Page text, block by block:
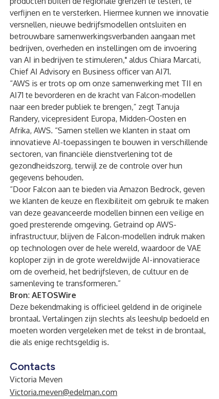
verfijnen en te versterken. Hiermee kunnen we innovatie
versnellen, nieuwe bedrijfsmodellen ontsluiten en
betrouwbare samenwerkingsverbanden aangaan met
bedrijven, overheden en instellingen om de invoering
van AI in bedrijven te stimuleren," aldus Chiara Marcati,
Chief AI Advisory en Business officer van AI71.
“AWS is er trots op om onze samenwerking met TII en
AI71 te bevorderen en de kracht van Falcon-modellen
naar een breder publiek te brengen,” zegt Tanuja
Randery, vicepresident Europa, Midden-Oosten en
Afrika, AWS. “Samen stellen we klanten in staat om
innovatieve AI-toepassingen te bouwen in verschillende
sectoren, van financiële dienstverlening tot de
gezondheidszorg, terwijl ze de controle over hun
gegevens behouden.
“Door Falcon aan te bieden via Amazon Bedrock, geven
we klanten de keuze en flexibiliteit om gebruik te maken
van deze geavanceerde modellen binnen een veilige en
goed presterende omgeving. Getraind op AWS-
infrastructuur, blijven de Falcon-modellen indruk maken
op technologen over de hele wereld, waardoor de VAE
koploper zijn in de grote wereldwijde AI-innovatierace
om de overheid, het bedrijfsleven, de cultuur en de
samenleving te transformeren.”
Bron: AETOSWire
Deze bekendmaking is officieel geldend in de originele
brontaal. Vertalingen zijn slechts als leeshulp bedoeld en
moeten worden vergeleken met de tekst in de brontaal,
die als enige rechtsgeldig is.
Contacts
Victoria Meven
Victoria.meven@edelman.com